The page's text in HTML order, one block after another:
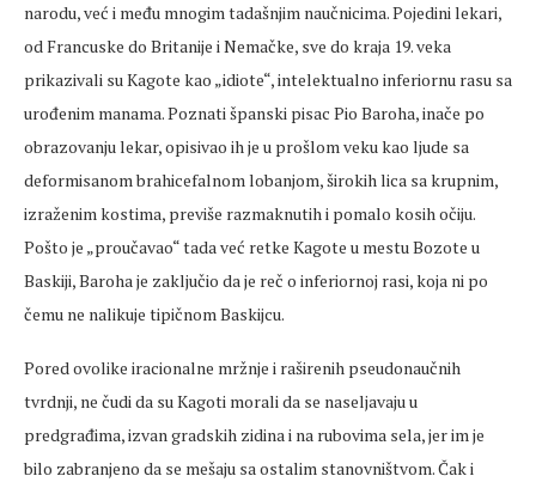
narodu, već i među mnogim tadašnjim naučnicima. Pojedini lekari,
od Francuske do Britanije i Nemačke, sve do kraja 19. veka
prikazivali su Kagote kao „idiote“, intelektualno inferiornu rasu sa
urođenim manama. Poznati španski pisac Pio Baroha, inače po
obrazovanju lekar, opisivao ih je u prošlom veku kao ljude sa
deformisanom brahicefalnom lobanjom, širokih lica sa krupnim,
izraženim kostima, previše razmaknutih i pomalo kosih očiju.
Pošto je „proučavao“ tada već retke Kagote u mestu Bozote u
Baskiji, Baroha je zaključio da je reč o inferiornoj rasi, koja ni po
čemu ne nalikuje tipičnom Baskijcu.
Pored ovolike iracionalne mržnje i raširenih pseudonaučnih
tvrdnji, ne čudi da su Kagoti morali da se naseljavaju u
predgrađima, izvan gradskih zidina i na rubovima sela, jer im je
bilo zabranjeno da se mešaju sa ostalim stanovništvom. Čak i